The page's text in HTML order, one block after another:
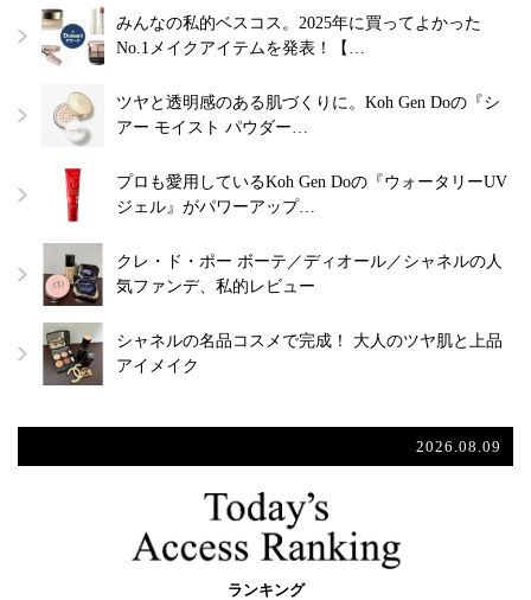
みんなの私的ベスコス。2025年に買ってよかった
No.1メイクアイテムを発表！【…
ツヤと透明感のある肌づくりに。Koh Gen Doの『シ
アー モイスト パウダー…
プロも愛用しているKoh Gen Doの『ウォータリーUV
ジェル』がパワーアップ…
クレ・ド・ポー ボーテ／ディオール／シャネルの人
気ファンデ、私的レビュー
シャネルの名品コスメで完成！ 大人のツヤ肌と上品
アイメイク
2026.08.09
ランキング